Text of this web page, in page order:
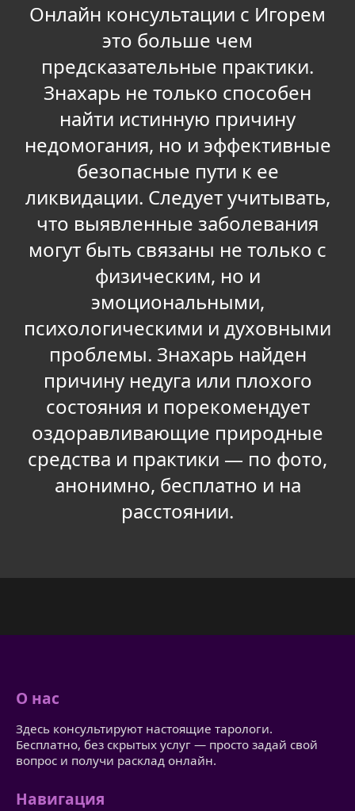
Онлайн консультации с Игорем
это больше чем
предсказательные практики.
Знахарь не только способен
найти истинную причину
недомогания, но и эффективные
безопасные пути к ее
ликвидации. Следует учитывать,
что выявленные заболевания
могут быть связаны не только с
физическим, но и
эмоциональными,
психологическими и духовными
проблемы. Знахарь найден
причину недуга или плохого
состояния и порекомендует
оздоравливающие природные
средства и практики — по фото,
анонимно, бесплатно и на
расстоянии.
О нас
Здесь консультируют настоящие тарологи.
Бесплатно, без скрытых услуг — просто задай свой
вопрос и получи расклад онлайн.
Навигация